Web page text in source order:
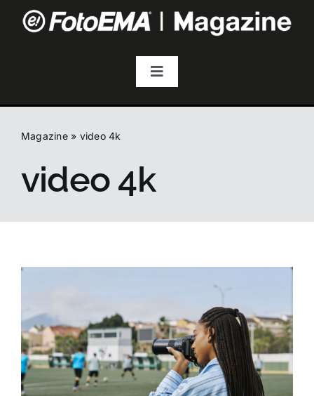
Toggle
Fotografia
La foto del mese
Guide
Magazine» video 4k
video 4k